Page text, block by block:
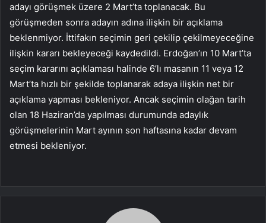
adayı görüşmek üzere 2 Mart’ta toplanacak. Bu
görüşmeden sonra adayın adına ilişkin bir açıklama
beklenmiyor. İttifakın seçimin geri çekilip çekilmeyeceğine
ilişkin kararı bekleyeceği kaydedildi. Erdoğan’ın 10 Mart’ta
seçim kararını açıklaması halinde 6’lı masanın 11 veya 12
Mart’ta hızlı bir şekilde toplanarak adaya ilişkin net bir
açıklama yapması bekleniyor. Ancak seçimin olağan tarih
olan 18 Haziran’da yapılması durumunda adaylık
görüşmelerinin Mart ayının son haftasına kadar devam
etmesi bekleniyor.